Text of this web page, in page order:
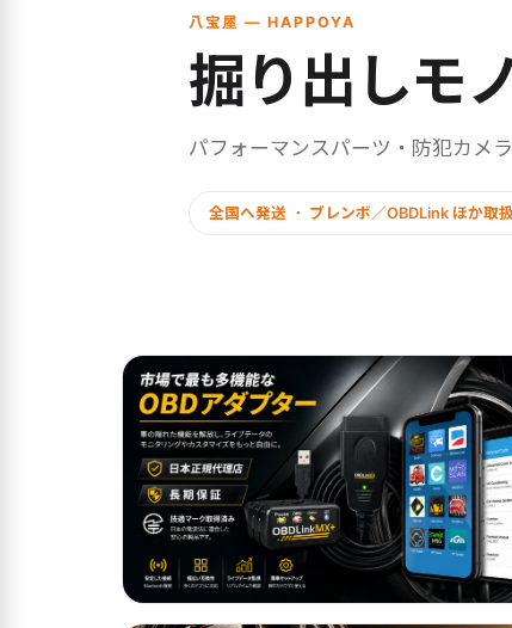
八宝屋 — HAPPOYA
掘り出しモ
パフォーマンスパーツ・防犯カメ
全国へ発送 ・ ブレンボ／OBDLink ほか取